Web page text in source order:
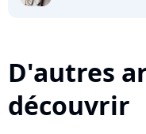
D'autres
découvrir